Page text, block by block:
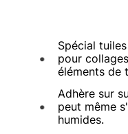
Spécial
pour
éléments de
Adhère sur
peut même
humides.